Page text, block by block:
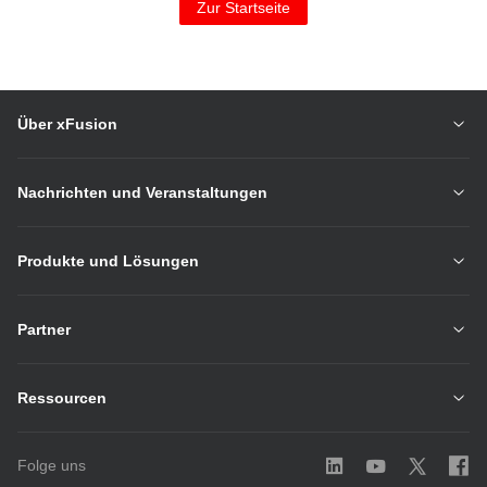
Zur Startseite
Über xFusion
Nachrichten und Veranstaltungen
Produkte und Lösungen
Partner
Ressourcen
Folge uns